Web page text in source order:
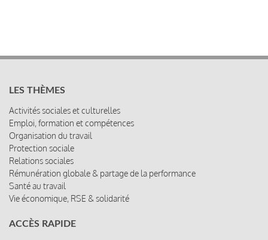
LES THÈMES
Activités sociales et culturelles
Emploi, formation et compétences
Organisation du travail
Protection sociale
Relations sociales
Rémunération globale & partage de la performance
Santé au travail
Vie économique, RSE & solidarité
ACCÈS RAPIDE